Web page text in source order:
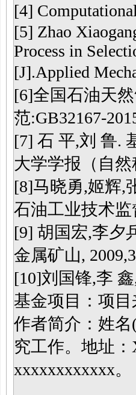
[4]
[5] Zhao
Process in
[J].Applied
[6]全国石油天
范:GB32167-
[7] 石 平,刘 鲁.
大学学报（自然
[8]马晓勇,姬辉,
石油工业技术监
[9] 胡国宏,李夕
金属矿山,
[10]刘国锋,李
基金项目：项
作者简介：姓
究工作。地址
xxxxxxxxxxxx。